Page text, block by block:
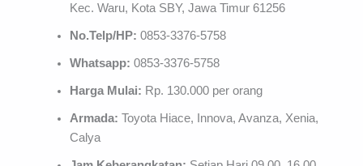
Kec. Waru, Kota SBY, Jawa Timur 61256
No.Telp/HP:0853-3376-5758
Whatsapp:0853-3376-5758
Harga Mulai: Rp. 130.000 per orang
Armada:Toyota Hiace, Innova, Avanza, Xenia,
Calya